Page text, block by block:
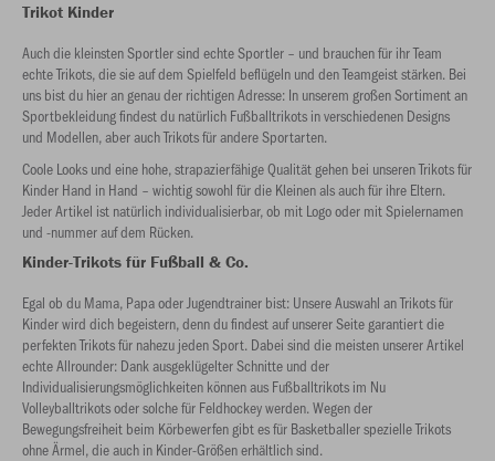
Trikot Kinder
Auch die kleinsten Sportler sind echte Sportler – und brauchen für ihr Team
echte Trikots, die sie auf dem Spielfeld beflügeln und den Teamgeist stärken. Bei
uns bist du hier an genau der richtigen Adresse: In unserem großen Sortiment an
Sportbekleidung findest du natürlich Fußballtrikots in verschiedenen Designs
und Modellen, aber auch Trikots für andere Sportarten.
Coole Looks und eine hohe, strapazierfähige Qualität gehen bei unseren Trikots für
Kinder Hand in Hand – wichtig sowohl für die Kleinen als auch für ihre Eltern.
Jeder Artikel ist natürlich individualisierbar, ob mit Logo oder mit Spielernamen
und -nummer auf dem Rücken.
Kinder-Trikots für Fußball & Co.
Egal ob du Mama, Papa oder Jugendtrainer bist: Unsere Auswahl an Trikots für
Kinder wird dich begeistern, denn du findest auf unserer Seite garantiert die
perfekten Trikots für nahezu jeden Sport. Dabei sind die meisten unserer Artikel
echte Allrounder: Dank ausgeklügelter Schnitte und der
Individualisierungsmöglichkeiten können aus Fußballtrikots im Nu
Volleyballtrikots oder solche für Feldhockey werden. Wegen der
Bewegungsfreiheit beim Körbewerfen gibt es für Basketballer spezielle Trikots
ohne Ärmel, die auch in Kinder-Größen erhältlich sind.